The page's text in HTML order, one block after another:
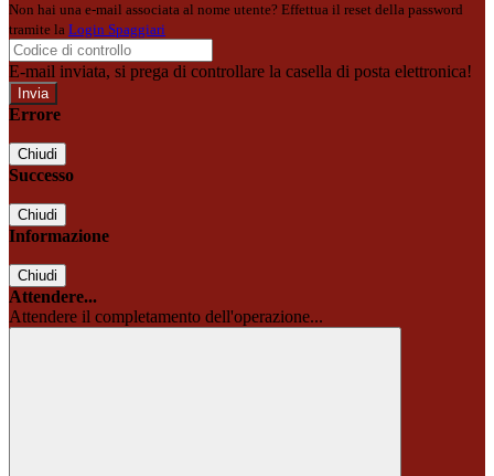
Non hai una e-mail associata al nome utente? Effettua il reset della password
tramite la Login Spaggiari
E-mail inviata, si prega di controllare la casella di posta elettronica!
Errore
Chiudi
Successo
Chiudi
Informazione
Chiudi
Attendere...
Attendere il completamento dell'operazione...